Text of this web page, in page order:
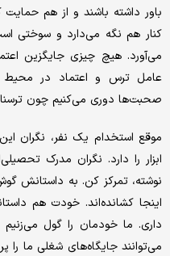
باور داشته باشند و از هم
کنار هم نگه می‌دارد و سوختی
می‌آورد. هیچ چیزی جایگزین
عامل ترس و اعتماد در محیط
صحبت‌ها دوری می‌کنیم چون
موقع استخدام یک نفر، نگران
ابزار را دارد. نگران مدرک
نوشته، تمرکز کن. به داستانش
اینجا کشانده‌اند. خودت هم
داری. ما خودمان را گول
می‌توانند جایگاه‌های شغلی ما